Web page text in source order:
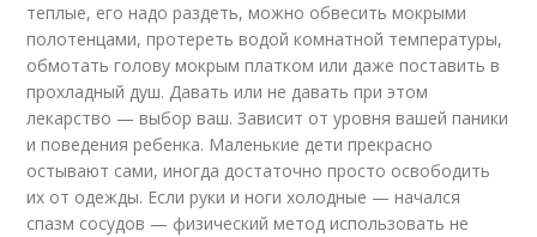
теплые, его надо раздеть, можно обвесить мокрыми
полотенцами, протереть водой комнатной температуры,
обмотать голову мокрым платком или даже поставить в
прохладный душ. Давать или не давать при этом
лекарство — выбор ваш. Зависит от уровня вашей паники
и поведения ребенка. Маленькие дети прекрасно
остывают сами, иногда достаточно просто освободить
их от одежды. Если руки и ноги холодные — начался
спазм сосудов — физический метод использовать не